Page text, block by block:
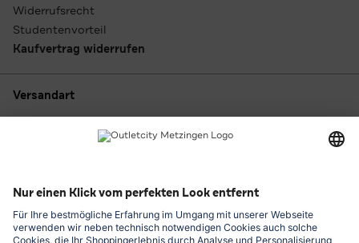
Widerrufsrecht
Studentenvorteil
Kaufvertrag widerrufen
Versandart